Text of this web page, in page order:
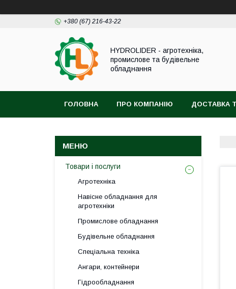
+380 (67) 216-43-22
HYDROLIDER - агротехніка,
промислове та будівельне
обладнання
ГОЛОВНА ПРО КОМПАНІЮ ДОСТАВКА
Товари і послуги
Агротехніка
Навісне обладнання для
агротехніки
Промислове обладнання
Будівельне обладнання
Спеціальна техніка
Ангари, контейнери
Гідрообладнання